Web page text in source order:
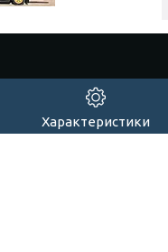
Характеристики